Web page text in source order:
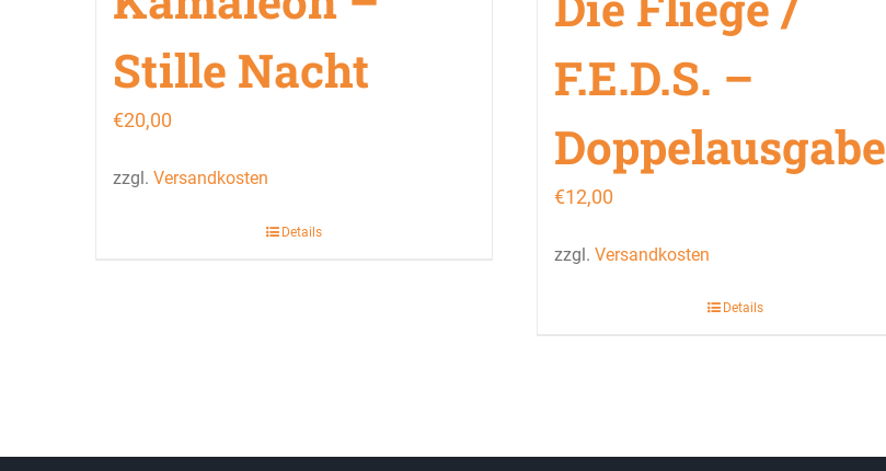
Stille Nacht
€20,00
zzgl. Versandkosten
Details
F.E.D.S. –
Doppelausgabe
€12,00
zzgl.Versandkosten
Details